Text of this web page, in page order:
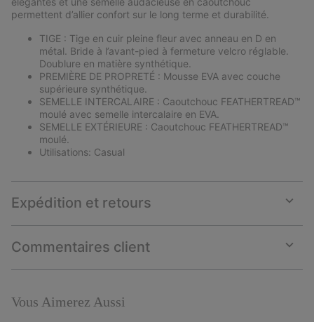
permettent d’allier confort sur le long terme et durabilité.
TIGE : Tige en cuir pleine fleur avec anneau en D en
métal. Bride à l’avant-pied à fermeture velcro réglable.
Doublure en matière synthétique.
PREMIÈRE DE PROPRETÉ : Mousse EVA avec couche
supérieure synthétique.
SEMELLE INTERCALAIRE : Caoutchouc FEATHERTREAD™
moulé avec semelle intercalaire en EVA.
SEMELLE EXTÉRIEURE : Caoutchouc FEATHERTREAD™
moulé.
Utilisations: Casual
Expédition et retours
or
Commentaires client
or
Vous Aimerez Aussi